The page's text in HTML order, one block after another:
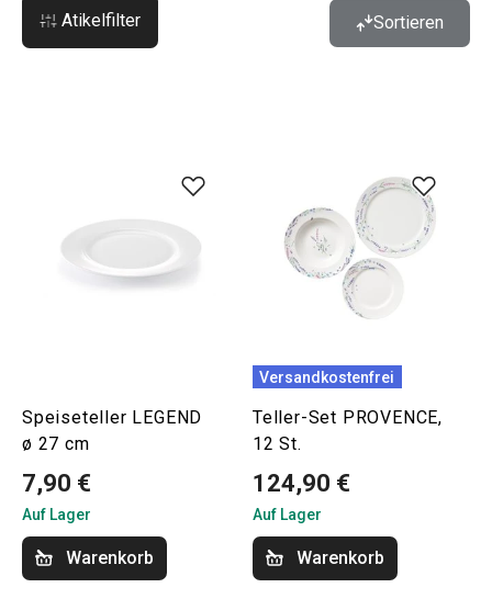
Atikelfilter Sortieren
Speiseteller LEGEND
ø 27 cm
7,90 €
Auf Lager
Warenkorb
Versandkostenfrei
Teller-Set PROVENCE,
12 St.
124,90 €
Auf Lager
Warenkorb